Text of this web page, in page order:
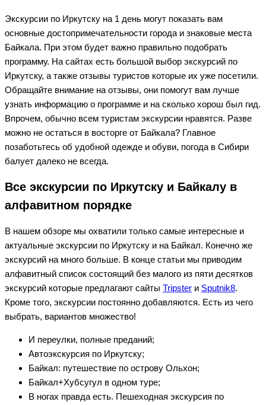
Экскурсии по Иркутску на 1 день могут показать вам
основные достопримечательности города и знаковые места
Байкала. При этом будет важно правильно подобрать
программу. На сайтах есть большой выбор экскурсий по
Иркутску, а также отзывы туристов которые их уже посетили.
Обращайте внимание на отзывы, они помогут вам лучше
узнать информацию о программе и на сколько хорош был гид.
Впрочем, обычно всем туристам экскурсии нравятся. Разве
можно не остаться в восторге от Байкала? Главное
позаботьтесь об удобной одежде и обуви, погода в Сибири
балует далеко не всегда.
Все экскурсии по Иркутску и Байкалу в
алфавитном порядке
В нашем обзоре мы охватили только самые интересные и
актуальные экскурсии по Иркутску и на Байкал. Конечно же
экскурсий на много больше. В конце статьи мы приводим
алфавитный список состоящий без малого из пяти десятков
экскурсий которые предлагают сайты Tripster и Sputnik8.
Кроме того, экскурсии постоянно добавляются. Есть из чего
выбрать, вариантов множество!
И переулки, полные преданий;
Автоэкскурсия по Иркутску;
Байкал: путешествие по острову Ольхон;
Байкал+Хубсугул в одном туре;
В ногах правда есть. Пешеходная экскурсия по